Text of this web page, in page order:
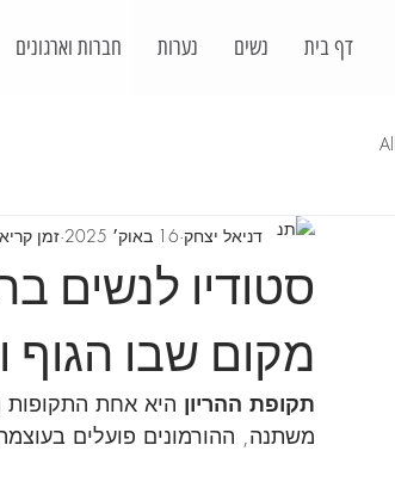
דף בית נשים נערות חברות וארגונים
סטודיו לנשים
מקום שבו הגוף
דניאל יצחק 16 באוק׳ 2025 זמן קריאה 1
תקופת ההריון היא אחת התקופות
משתנה, ההורמונים פועלים